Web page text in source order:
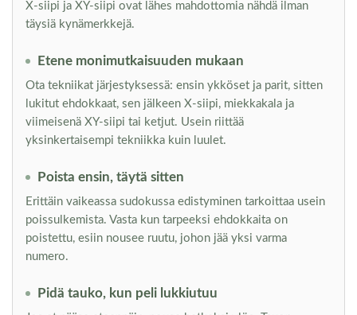
X-siipi ja XY-siipi ovat lähes mahdottomia nähdä ilman
täysiä kynämerkkejä.
Etene monimutkaisuuden mukaan
Ota tekniikat järjestyksessä: ensin ykköset ja parit, sitten
lukitut ehdokkaat, sen jälkeen X-siipi, miekkakala ja
viimeisenä XY-siipi tai ketjut. Usein riittää
yksinkertaisempi tekniikka kuin luulet.
Poista ensin, täytä sitten
Erittäin vaikeassa sudokussa edistyminen tarkoittaa usein
poissulkemista. Vasta kun tarpeeksi ehdokkaita on
poistettu, esiin nousee ruutu, johon jää yksi varma
numero.
Pidä tauko, kun peli lukkiutuu